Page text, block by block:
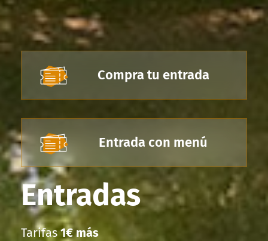
Compra tu entrada
Entrada con menú
Entradas
Tarifas1€ más